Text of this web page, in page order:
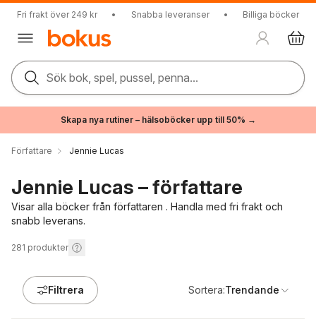
Fri frakt över 249 kr • Snabba leveranser • Billiga böcker
Sök bok, spel, pussel, penna...
Skapa nya rutiner – hälsoböcker upp till 50% →
Författare Jennie Lucas
Jennie Lucas – författare
Visar alla böcker från författaren . Handla med fri frakt och
snabb leverans.
281 produkter
Filtrera Sortera:Trendande